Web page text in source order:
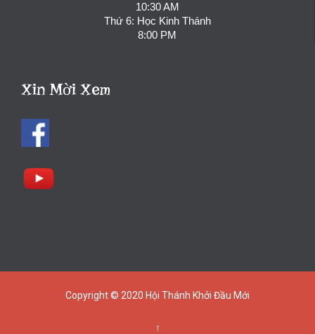
10:30 AM
Thứ 6: Học Kinh Thánh
8:00 PM
Xin Mời Xem
Copyright © 2020 Hội Thánh Khởi Đầu Mới
↑